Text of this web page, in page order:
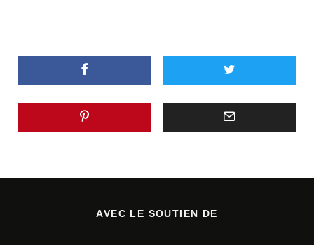
AVEC LE SOUTIEN DE